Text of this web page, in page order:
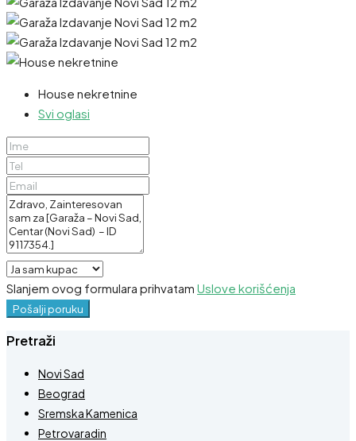
House nekretnine
Svi oglasi
Slanjem ovog formulara prihvatam Uslove korišćenja
Pošalji poruku
Pretraži
Novi Sad
Beograd
Sremska Kamenica
Petrovaradin